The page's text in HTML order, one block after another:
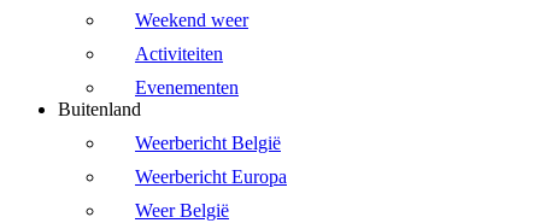
Weekend weer
Activiteiten
Evenementen
Buitenland
Weerbericht België
Weerbericht Europa
Weer België